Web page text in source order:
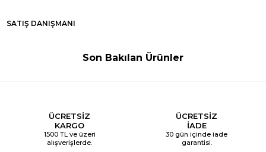
SATIŞ DANIŞMANI
Son Bakılan Ürünler
ÜCRETSİZ
KARGO
1500 TL ve üzeri
alışverişlerde.
ÜCRETSİZ
İADE
30 gün içinde iade
garantisi.